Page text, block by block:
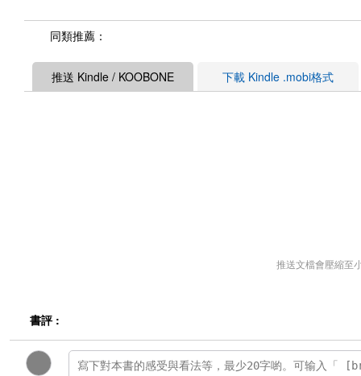
同類推薦：
推送 Kindle / KOOBONE 下載 Kindle .mobi格式
推送文檔會壓縮至
書評 :